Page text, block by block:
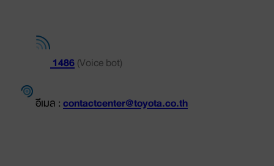
1486(Voice bot)
อีเมล :contactcenter@toyota.co.th